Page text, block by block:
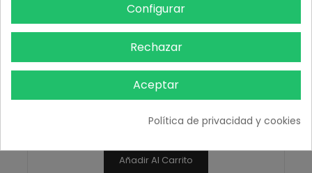
Dentaflux Hemocor - Sulfato Férrico, 20 ml.
Añadir Al Carrito
Configurar
Rechazar
Aceptar
Política de privacidad y cookies